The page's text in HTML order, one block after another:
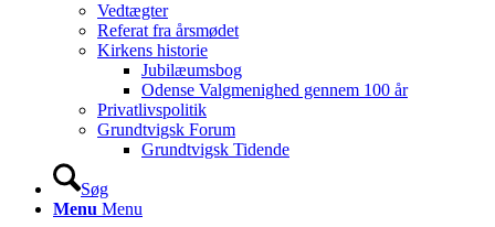
Vedtægter
Referat fra årsmødet
Kirkens historie
Jubilæumsbog
Odense Valgmenighed gennem 100 år
Privatlivspolitik
Grundtvigsk Forum
Grundtvigsk Tidende
Søg
Menu Menu